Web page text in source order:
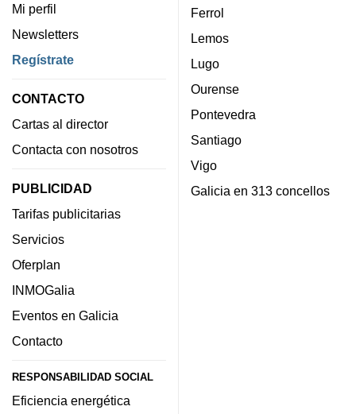
Mi perfil
Newsletters
Regístrate
CONTACTO
Cartas al director
Contacta con nosotros
PUBLICIDAD
Tarifas publicitarias
Servicios
Oferplan
INMOGalia
Eventos en Galicia
Contacto
RESPONSABILIDAD SOCIAL
Eficiencia energética
Ferrol
Lemos
Lugo
Ourense
Pontevedra
Santiago
Vigo
Galicia en 313 concellos